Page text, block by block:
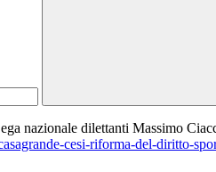
nazionale dilettanti Massimo
cesi-riforma-del-diritto-